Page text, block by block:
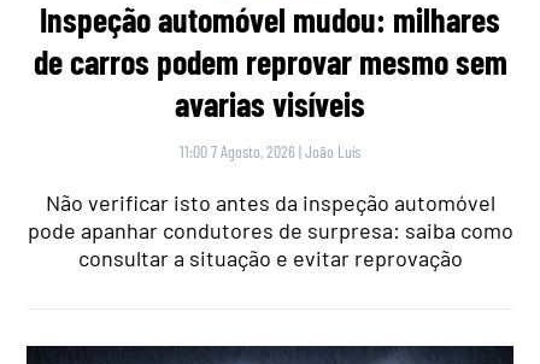
Inspeção automóvel mudou: milhares
de carros podem reprovar mesmo sem
avarias visíveis
11:00 7 Agosto, 2026 |João Luís
Não verificar isto antes da inspeção automóvel
pode apanhar condutores de surpresa: saiba como
consultar a situação e evitar reprovação